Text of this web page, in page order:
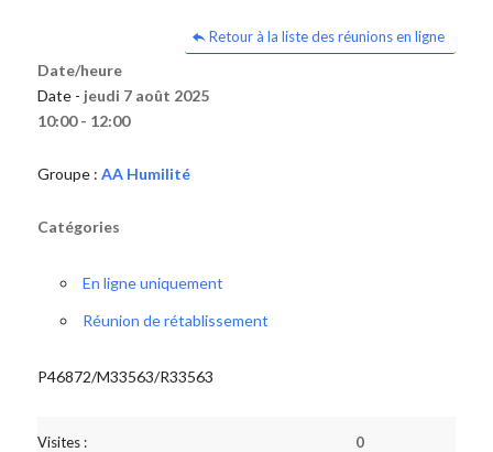
Retour à la liste des réunions en ligne
Date/heure
Date - jeudi 7 août 2025
10:00 - 12:00
Groupe : AA Humilité
Catégories
En ligne uniquement
Réunion de rétablissement
P46872/M33563/R33563
Visites : 0